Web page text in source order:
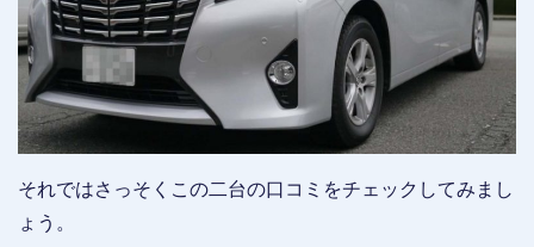
それではさっそくこの二台の口コミをチェックしてみまし
ょう。